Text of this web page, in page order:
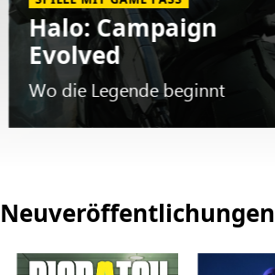
Halo: Campaign
Evolved
Wo die Legende beginnt
of
SPIELE
Neuveröffentlichungen